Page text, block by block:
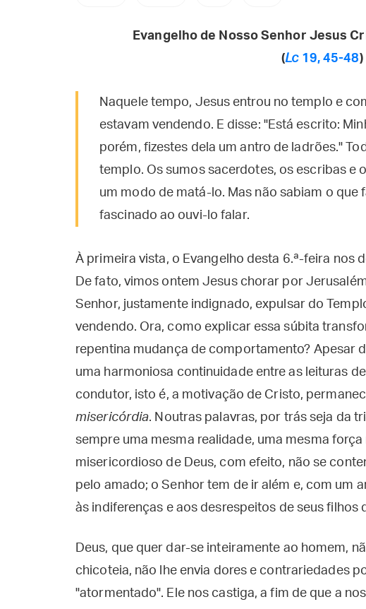
Evangelho de Nosso Senhor Jesus
(Lc19, 45-48)
Naquele tempo, Jesus entrou no templo e
estavam vendendo. E disse: "Está escrito:
porém, fizestes dela um antro de ladrões."
templo. Os sumos sacerdotes, os escribas e
um modo de matá-lo. Mas não sabiam o que
fascinado ao ouvi-lo falar.
À primeira vista, o Evangelho desta 6.ª-feira nos
De fato, vimos ontem Jesus chorar por
Senhor, justamente indignado, expulsar do
vendendo. Ora, como explicar essa súbita
repentina mudança de comportamento? Apesar
uma harmoniosa continuidade entre as leituras
condutor, isto é, a motivação de Cristo,
misericórdia. Noutras palavras, por trás seja da
sempre uma mesma realidade, uma mesma
misericordioso de Deus, com efeito, não se
pelo amado; o Senhor tem de ir além e, com um
às indiferenças e aos desrespeitos de seus filhos
Deus, que quer dar-se inteiramente ao homem,
chicoteia, não lhe envia dores e contrariedades
"atormentado". Ele nos castiga, a fim de que a